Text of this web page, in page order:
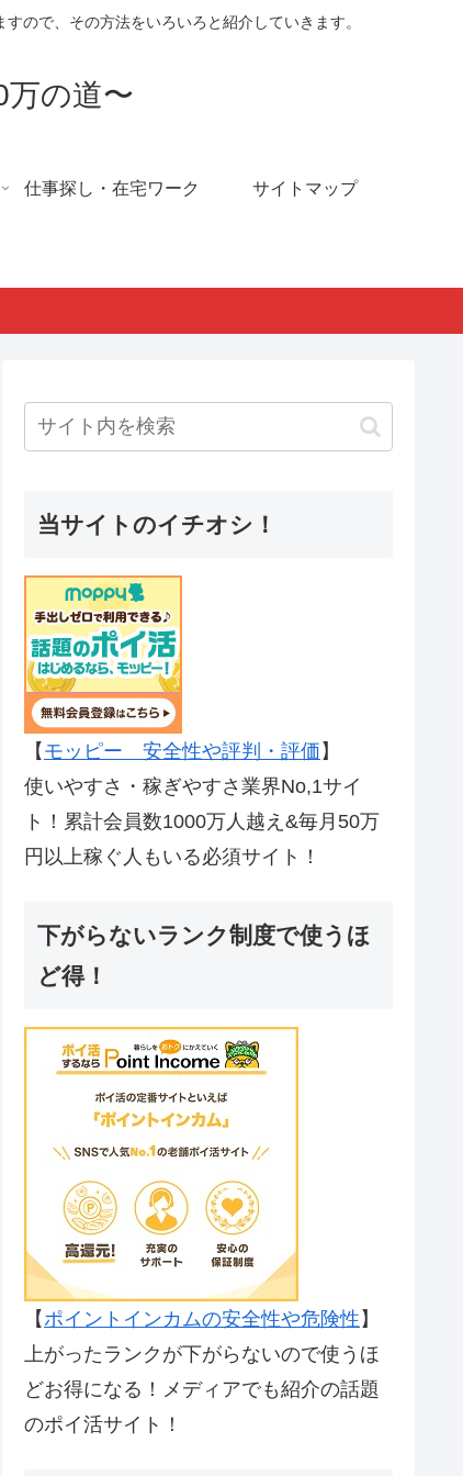
ので、その方法をいろいろと紹介していきます。
の道〜
仕事探し・在宅ワーク サイトマップ
当サイトのイチオシ！
【 モッピー 安全性や評判・評価 】
使いやすさ・稼ぎやすさ業界No,1サイ
ト！累計会員数1000万人越え&毎月50万
円以上稼ぐ人もいる必須サイト！
下がらないランク制度で使うほ
ど得！
【ポイントインカムの安全性や危険性 】
上がったランクが下がらないので使うほ
どお得になる！メディアでも紹介の話題
のポイ活サイト！